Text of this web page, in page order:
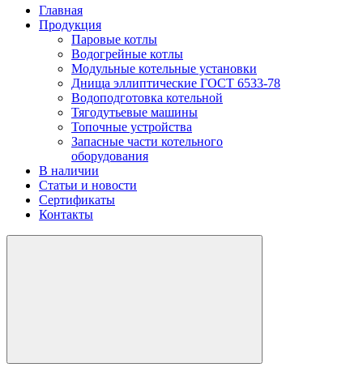
Главная
Продукция
Паровые котлы
Водогрейные котлы
Модульные котельные установки
Днища эллиптические ГОСТ 6533-78
Водоподготовка котельной
Тягодутьевые машины
Топочные устройства
Запасные части котельного
оборудования
В наличии
Статьи и новости
Сертификаты
Контакты